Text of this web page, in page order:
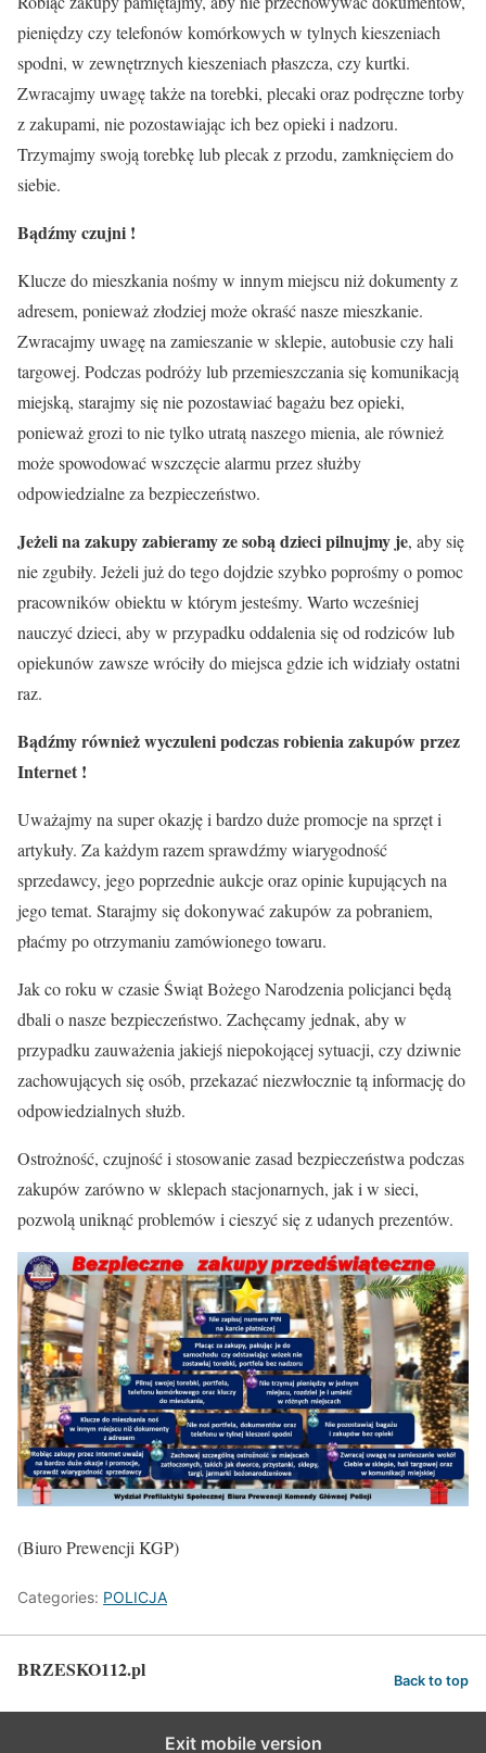
pieniędzy czy telefonów komórkowych w tylnych kieszeniach
spodni, w zewnętrznych kieszeniach płaszcza, czy kurtki.
Zwracajmy uwagę także na torebki, plecaki oraz podręczne torby
z zakupami, nie pozostawiając ich bez opieki i nadzoru.
Trzymajmy swoją torebkę lub plecak z przodu, zamknięciem do
siebie.
Bądźmy czujni !
Klucze do mieszkania nośmy w innym miejscu niż dokumenty z
adresem, ponieważ złodziej może okraść nasze mieszkanie.
Zwracajmy uwagę na zamieszanie w sklepie, autobusie czy hali
targowej. Podczas podróży lub przemieszczania się komunikacją
miejską, starajmy się nie pozostawiać bagażu bez opieki,
ponieważ grozi to nie tylko utratą naszego mienia, ale również
może spowodować wszczęcie alarmu przez służby
odpowiedzialne za bezpieczeństwo.
Jeżeli na zakupy zabieramy ze sobą dzieci pilnujmy je, aby się
nie zgubiły. Jeżeli już do tego dojdzie szybko poprośmy o pomoc
pracowników obiektu w którym jesteśmy. Warto wcześniej
nauczyć dzieci, aby w przypadku oddalenia się od rodziców lub
opiekunów zawsze wróciły do miejsca gdzie ich widziały ostatni
raz.
Bądźmy również wyczuleni podczas robienia zakupów przez
Internet !
Uważajmy na super okazję i bardzo duże promocje na sprzęt i
artykuły. Za każdym razem sprawdźmy wiarygodność
sprzedawcy, jego poprzednie aukcje oraz opinie kupujących na
jego temat. Starajmy się dokonywać zakupów za pobraniem,
płaćmy po otrzymaniu zamówionego towaru.
Jak co roku w czasie Świąt Bożego Narodzenia policjanci będą
dbali o nasze bezpieczeństwo. Zachęcamy jednak, aby w
przypadku zauważenia jakiejś niepokojącej sytuacji, czy dziwnie
zachowujących się osób, przekazać niezwłocznie tą informację do
odpowiedzialnych służb.
Ostrożność, czujność i stosowanie zasad bezpieczeństwa podczas
zakupów zarówno w sklepach stacjonarnych, jak i w sieci,
pozwolą uniknąć problemów i cieszyć się z udanych prezentów.
(Biuro Prewencji KGP)
Categories: POLICJA
BRZESKO112.pl Back to top
Exit mobile version